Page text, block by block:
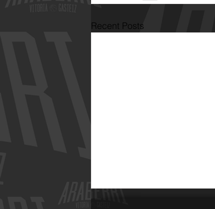
Recent Posts